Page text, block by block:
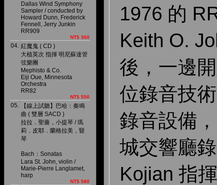
Dallas Wind Symphony
Sampler / conducted by
Howard Dunn, Frederick
Fennell, Jerry Junkin
RR909
NT$ 360
04. 紅魔鬼 ( CD )
大植英次 指揮 明尼蘇達管
弦樂團
Mephisto & Co.
Eiji Oue, Minnesota
Orchestra
RR82
NT$ 550
05.
【線上試聽】巴哈：奏鳴
曲 ( 雙層 SACD )
拉拉．聖薔，小提琴 / 瑪
莉．皮耶．蘭格拉美，豎
琴
Bach：Sonatas
Lara St. John, violin /
Marie-Pierre Langlamet,
harp
NT$ 580
1976 的
Keith O.
後，一邊
位錄音技
錄音設備
城交響廳
Kojian 指